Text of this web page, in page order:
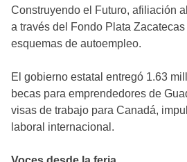
Construyendo el Futuro, afiliación
a través del Fondo Plata
esquemas de autoempleo.
El gobierno estatal entregó 1.63
becas para emprendedores de
visas de trabajo para Canadá,
laboral internacional.